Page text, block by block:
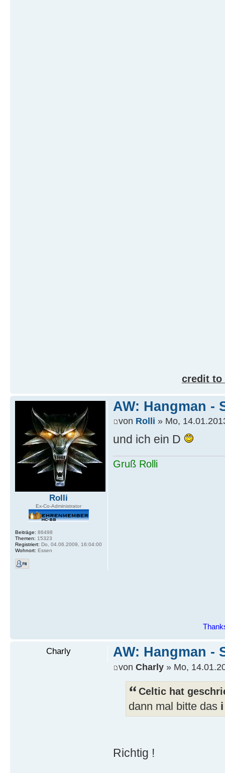
credit to
Rolli
Ex-Co-Administrator
Beiträge: 86498
Themen: 15323
Registriert: Do, 04.06.2009, 16:04:00
Wohnort: Essen
AW: Hangman -
von Rolli » Mo,
und ich ein D
Gruß Rolli
Charly AW: Hangman -
von Charly » Mo,
Celtic hat
dann mal bitte das i
Richtig !